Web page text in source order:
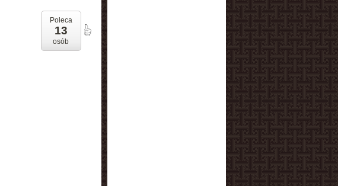
Poleca
13
osób